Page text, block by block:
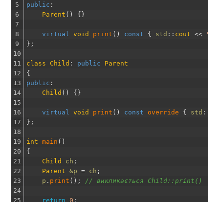
5
6
7
8
9
10
11
12
13
14
15
16
17
18
19
20
21
22
23
24
25
public :
Parent ( ) { }
virtual void print ( ) const { std :: cout <<
} ;
class Child : public
Parent
{
public :
Child ( ) { }
virtual void print ( ) const override { std ::
} ;
int main ( )
{
Child
ch ;
Parent
&p = ch ;
p . print ( ) ; // викликається Child::print()
return 0 ;